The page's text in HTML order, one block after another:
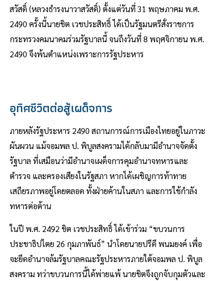
สวัสดิ์ (หลวงธำรงนาวาสวัสดิ์) ตั้งแต่วันที่ 31 พฤษภาคม พ.ศ.
2490 ครั้งนี้นายชิต เวชประสิทธิ์ ได้เป็นรัฐมนตรีสั่งราชการ
กระทรวงคมนาคมร่วมรัฐบาลนี้ จนถึงวันที่ 8 พฤศจิกายน พ.ศ.
2490 จึงพ้นตำแหน่งเพราะการรัฐประหาร
อุทิศชีวิตต่อสู้เผด็จการ
ภายหลังรัฐประหาร 2490 สถานการณ์การเมืองไทยอยู่ในภาวะ
ผันผวน แม้จอมพล ป. พิบูลสงครามได้กลับมามีอำนาจจัดตั้ง
รัฐบาล ที่เสมือนว่ามีอำนาจเผด็จการคุมอำนาจทหารและ
ตำรวจ และครองเสียงในรัฐสภา หากได้เผชิญการท้าทาย
เสถียรภาพอยู่โดยตลอด ทั้งฝ่ายค้านในสภา และการใช้กำลัง
ทหารต่อต้าน
ในปี พ.ศ. 2492 ชิต เวชประสิทธิ์ ได้เข้าร่วม “ขบวนการ
ประชาธิปไตย 26 กุมภาพันธ์” นำโดยนายปรีดี พนมยงค์ เพื่อ
จะยึดอำนาจล้มรัฐบาลคณะรัฐประหารภายใต้จอมพล ป. พิบูล
สงคราม ทว่าขบวนการนี้ได้พ่ายแพ้ นายชิตจึงถูกจับกุมตัวและ